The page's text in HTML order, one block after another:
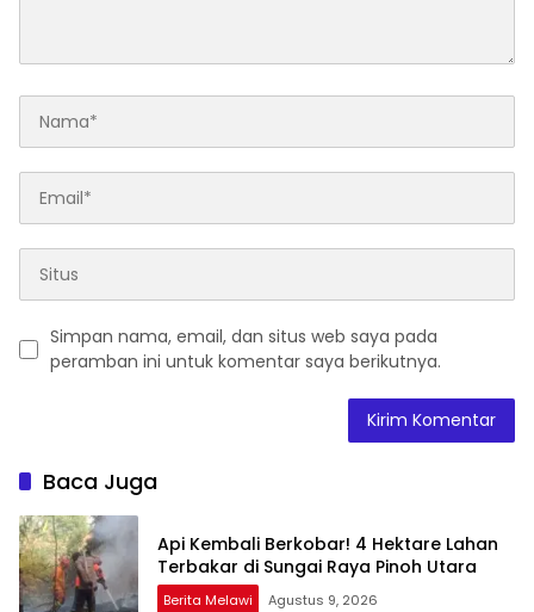
Simpan nama, email, dan situs web saya pada
peramban ini untuk komentar saya berikutnya.
Baca Juga
Api Kembali Berkobar! 4 Hektare Lahan
Terbakar di Sungai Raya Pinoh Utara
Berita Melawi Agustus 9, 2026